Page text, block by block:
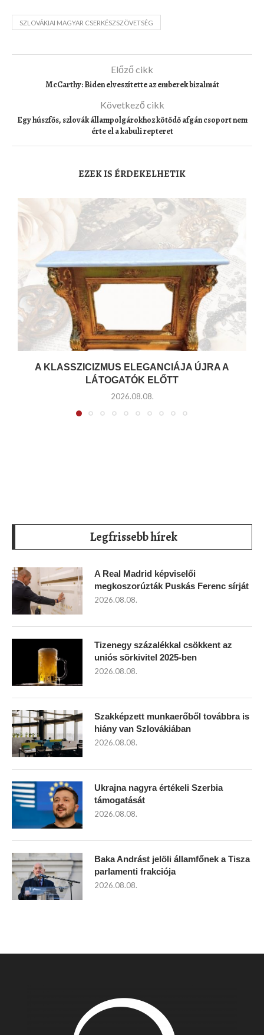
SZLOVÁKIAI MAGYAR CSERKÉSZSZÖVETSÉG
Előző cikk
McCarthy: Biden elveszítette az emberek bizalmát
Következő cikk
Egy húszfős, szlovák állampolgárokhoz kötődő afgán csoport nem
érte el a kabuli repteret
EZEK IS ÉRDEKELHETIK
A KLASSZICIZMUS ELEGANCIÁJA ÚJRA A
LÁTOGATÓK ELŐTT
2026.08.08.
Legfrissebb hírek
A Real Madrid képviselői
megkoszorúzták Puskás Ferenc sírját
2026.08.08.
Tizenegy százalékkal csökkent az
uniós sörkivitel 2025-ben
2026.08.08.
Szakképzett munkaerőből továbbra is
hiány van Szlovákiában
2026.08.08.
Ukrajna nagyra értékeli Szerbia
támogatását
2026.08.08.
Baka Andrást jelöli államfőnek a Tisza
parlamenti frakciója
2026.08.08.